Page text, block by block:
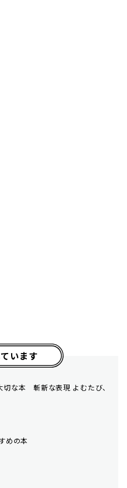
います
切な本 斬新な表現 よむたび、
めの本